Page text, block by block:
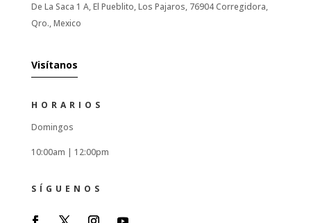
De La Saca 1 A, El Pueblito, Los Pajaros, 76904 Corregidora,
Qro., Mexico
Visítanos
HORARIOS
Domingos
10:00am | 12:00pm
SÍGUENOS